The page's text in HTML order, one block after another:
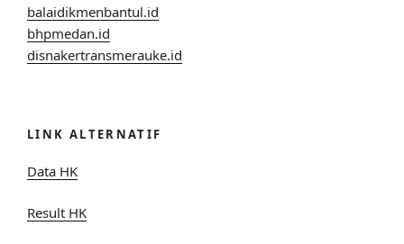
balaidikmenbantul.id
bhpmedan.id
disnakertransmerauke.id
LINK ALTERNATIF
Data HK
Result HK